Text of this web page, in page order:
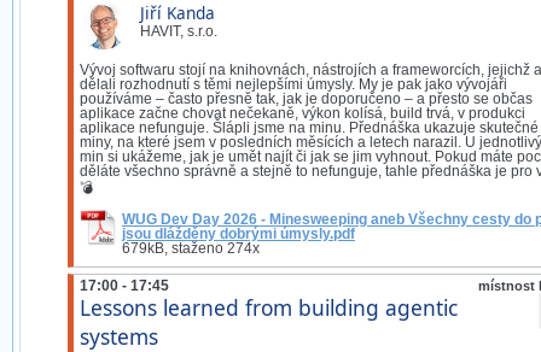
Jiří Kanda
HAVIT, s.r.o.
Vývoj softwaru stojí na knihovnách, nástrojích a frameworcích, jejichž
dělali rozhodnutí s těmi nejlepšími úmysly. My je pak jako vývojáři
používáme – často přesně tak, jak je doporučeno – a přesto se občas
aplikace začne chovat nečekaně, výkon kolísá, build trvá, v produkci
aplikace nefunguje. Šlápli jsme na minu. Přednáška ukazuje skutečné
miny, na které jsem v posledních měsících a letech narazil. U
min si ukážeme, jak je umět najít či jak se jim vyhnout. Pokud máte
děláte všechno správně a stejně to nefunguje, tahle přednáška je pro
💣
WUG Dev Day 2026 - Minesweeping aneb Všechny cesty do
jsou dlážděny dobrými úmysly.pdf
679kB, staženo 274x
místnost
17:00 - 17:45
Lessons learned from building agentic
systems